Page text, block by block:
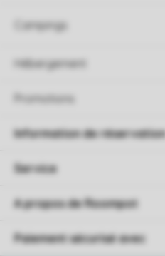
Campings
Hébergement
Promotions
Information de
Service
A propos de Roompot
Paiement sécurisé avec